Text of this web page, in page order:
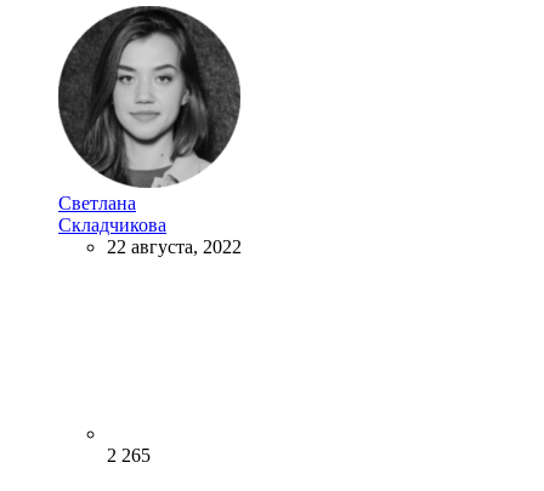
Светлана
Складчикова
22 августа, 2022
2 265